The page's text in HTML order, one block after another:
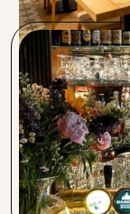
Gran Hotel de
Start met
goede en
wensen worden
overstap en
diensten waar zij